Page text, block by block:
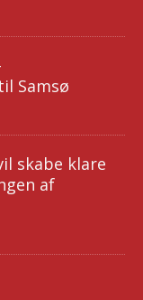
Samsø
skabe klare
af